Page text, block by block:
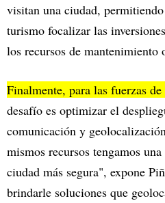
visitan una ciudad,
turismo focalizar las
los recursos de mantenimiento
Finalmente, para las fuerzas
desafío es optimizar el
comunicación y
mismos recursos tengamos
ciudad más segura", expone
brindarle soluciones que